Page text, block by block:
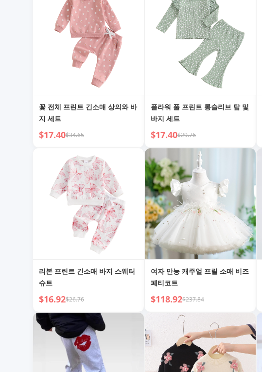
꽃 전체 프린트 긴소매 상의와 바
지 세트
$17.40$34.65
플라워 풀 프린트 롱슬리브 탑 및
바지 세트
$17.40$29.76
리본 프린트 긴소매 바지 스웨터
슈트
$16.92$26.76
여자 만능 캐주얼 프릴 소매 비즈
페티코트
$118.92$237.84